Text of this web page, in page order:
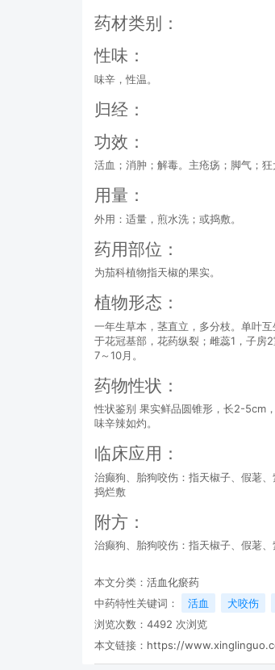
药材类别：
性味：
味辛，性温。
归经：
功效：
活血；消肿；解毒。主疮疡；脚气；
用量：
外用：适量，煎水洗；或捣敷。
药用部位：
为茄科植物指天椒的果实。
植物形态：
一年生草本，茎直立，多分枝。单叶
于花冠基部，花药纵裂；雌蕊1，子房
7～10月。
药物性状：
性状鉴别 果实鲜品圆锥形，长2-5cm
味辛辣如灼。
临床应用：
治癫狗、胎狗咬伤：指天椒子、假荖、
捣烂敷
附方：
治癫狗、胎狗咬伤：指天椒子、假荖
本文分类： 活血化瘀药
中药特性关键词：
活血 犬咬伤
浏览次数： 4492 次浏览
本文链接： https://